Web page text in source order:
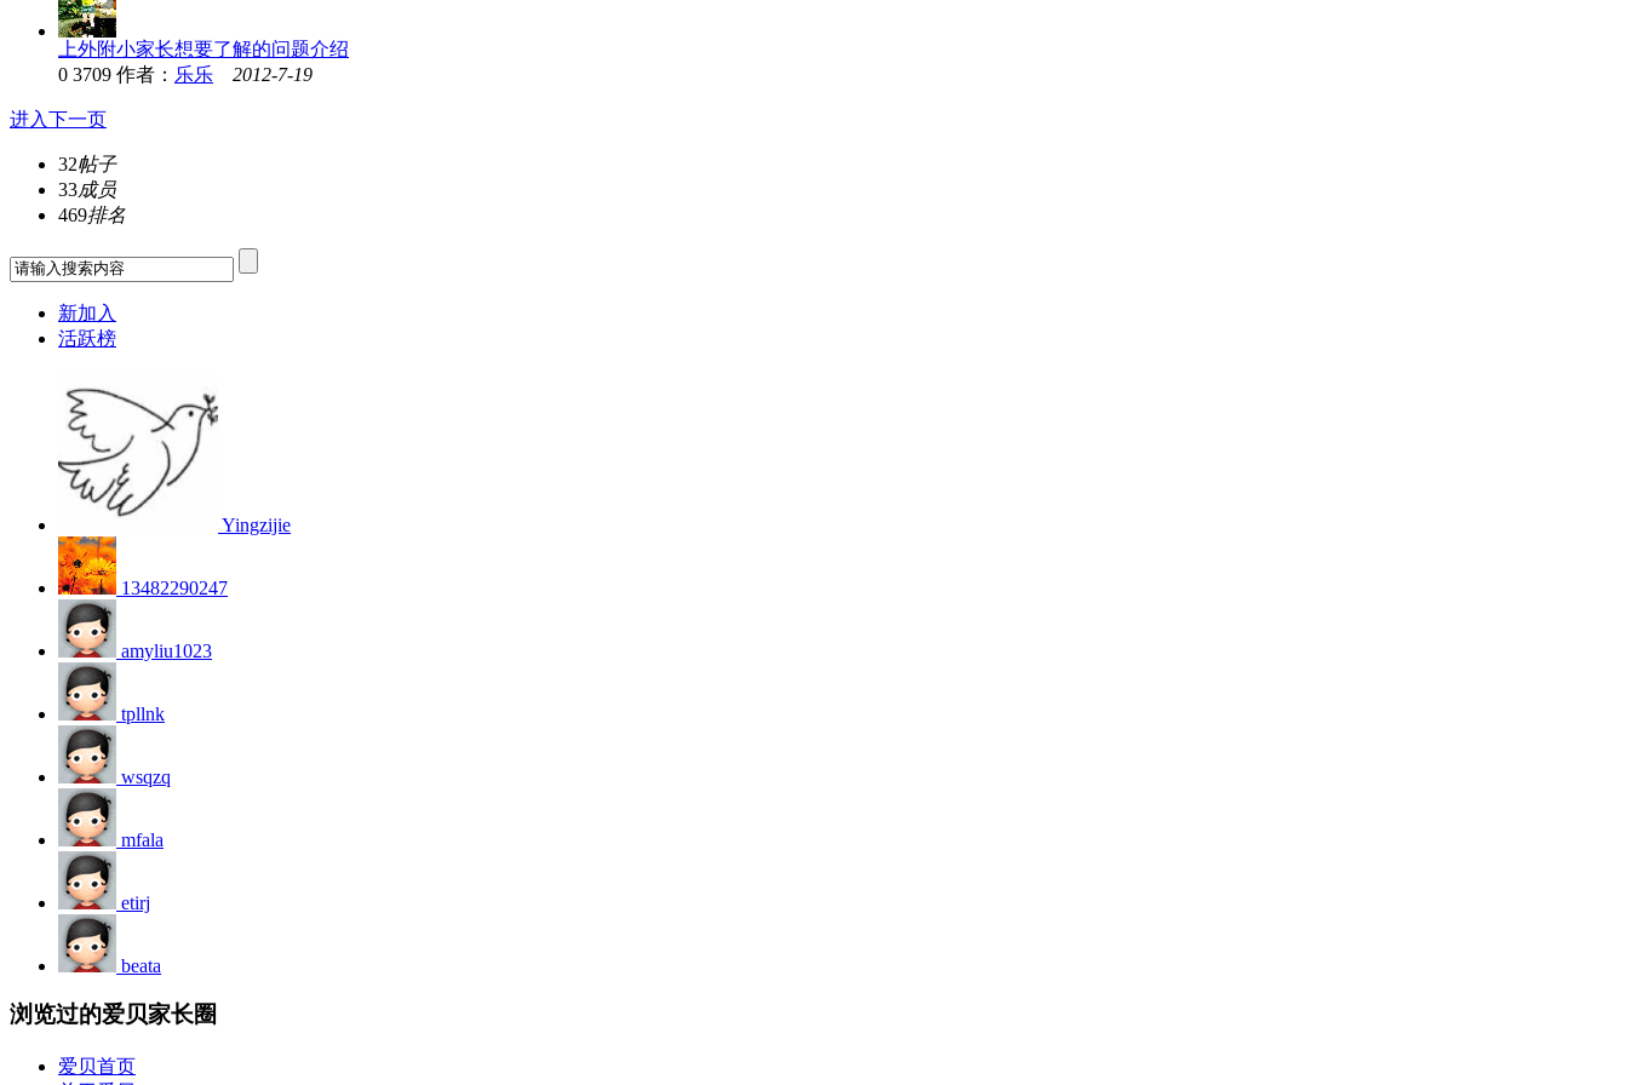
上外附小家长想要了解的问题介绍
0 3709 作者： 乐乐 2012-7-19
进入下一页
32帖子
33成员
469排名
新加入
活跃榜
Yingzijie
13482290247
amyliu1023
tpllnk
wsqzq
mfala
etirj
beata
浏览过的爱贝家长圈
爱贝首页